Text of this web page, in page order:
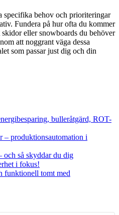
specifika behov och prioriteringar
Fundera på hur ofta du kommer
eller snowboards du behöver
att noggrant väga dessa
som passar just dig och din
bulleråtgärd, ROT-
– produktionsautomation i
och så skyddar du dig
i fokus!
funktionell tomt med